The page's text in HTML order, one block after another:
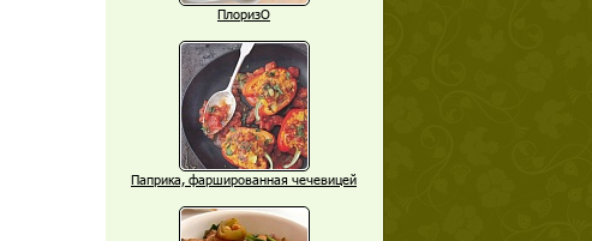
ПлоризО
Паприка, фаршированная чечевицей